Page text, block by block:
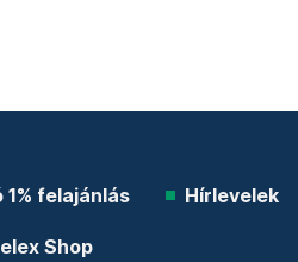
1% felajánlás Hírlevelek
Shop